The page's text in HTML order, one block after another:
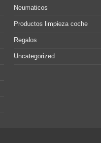
Neumaticos
Productos limpieza coche
Regalos
Uncategorized